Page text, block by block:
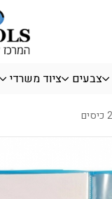
צבעים ציוד משרדי